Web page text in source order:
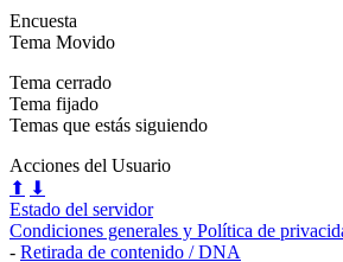
Encuesta
Tema Movido
Tema cerrado
Tema fijado
Temas que estás siguiendo
Acciones del Usuario
⬆ ⬇
Estado del servidor
Condiciones generales y Política de
- Retirada de contenido / DNA